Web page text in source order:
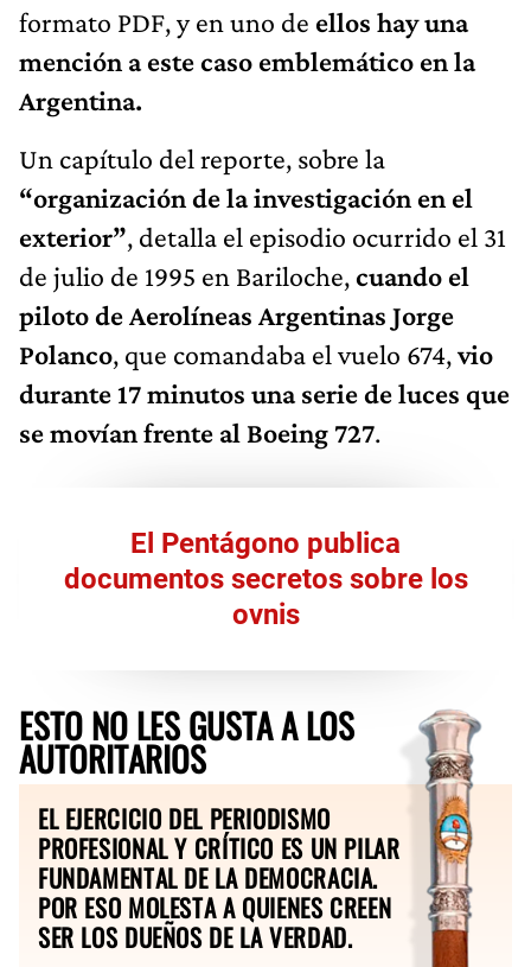
formato PDF, y en uno de ellos hay una
mención a este caso emblemático en la
Argentina.
Un capítulo del reporte, sobre la
“organización de la investigación en el
exterior”, detalla el episodio ocurrido el 31
de julio de 1995 en Bariloche,cuando el
piloto de Aerolíneas Argentinas Jorge
Polanco, que comandaba el vuelo 674,vio
durante 17 minutos una serie de luces que
se movían frente al Boeing 727.
El Pentágono publica
documentos secretos sobre los
ovnis
ESTO NO LES GUSTA A LOS
AUTORITARIOS
EL EJERCICIO DEL PERIODISMO
PROFESIONAL Y CRÍTICO ES UN PILAR
FUNDAMENTAL DE LA DEMOCRACIA.
POR ESO MOLESTA A QUIENES CREEN
SER LOS DUEÑOS DE LA VERDAD.